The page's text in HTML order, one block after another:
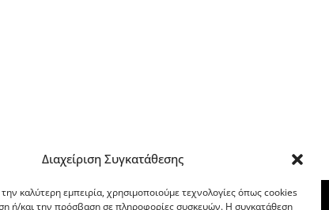
Διαχείριση Συγκατάθεσης
καλύτερη εμπειρία, χρησιμοποιούμε τεχνολογίες όπως cookies
ή/και την πρόσβαση σε πληροφορίες συσκευών. Η συγκατάθεση